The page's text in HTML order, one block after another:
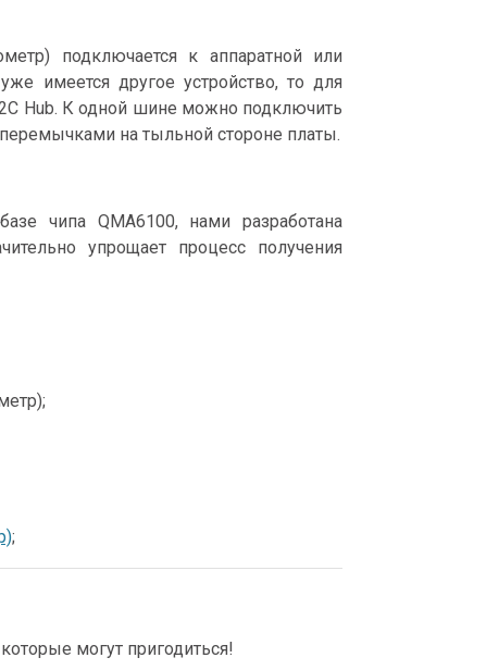
подключается к аппаратной или
имеется другое устройство, то для
Hub. К одной шине можно подключить
на тыльной стороне платы.
чипа QMA6100, нами разработана
упрощает процесс получения
;
могут пригодиться!